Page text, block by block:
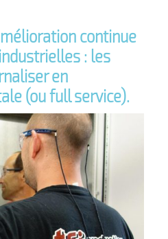
continue
: les
en
(ou full service).